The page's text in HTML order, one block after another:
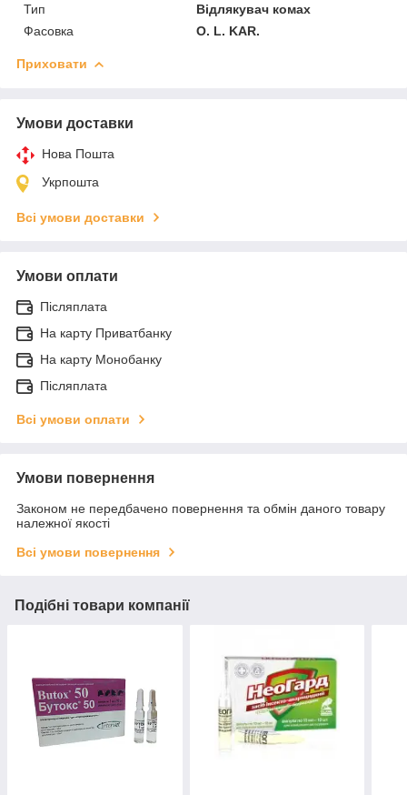
Тип
Відлякувач комах
Фасовка
О. L. KAR.
Приховати
Умови доставки
Нова Пошта
Укрпошта
Всі умови доставки
Умови оплати
Післяплата
На карту Приватбанку
На карту Монобанку
Післяплата
Всі умови оплати
Умови повернення
Законом не передбачено повернення та обмін даного товару
належної якості
Всі умови повернення
Подібні товари компанії